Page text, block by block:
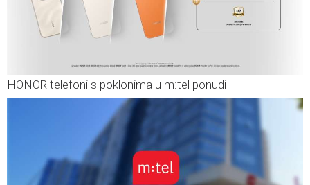
HONOR telefoni s poklonima u m:tel ponudi